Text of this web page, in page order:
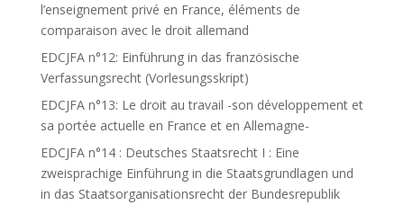
l’enseignement privé en France, éléments de
comparaison avec le droit allemand
EDCJFA n°12: Einführung in das französische
Verfassungsrecht (Vorlesungsskript)
EDCJFA n°13: Le droit au travail -son développement et
sa portée actuelle en France et en Allemagne-
EDCJFA n°14 : Deutsches Staatsrecht I : Eine
zweisprachige Einführung in die Staatsgrundlagen und
in das Staatsorganisationsrecht der Bundesrepublik